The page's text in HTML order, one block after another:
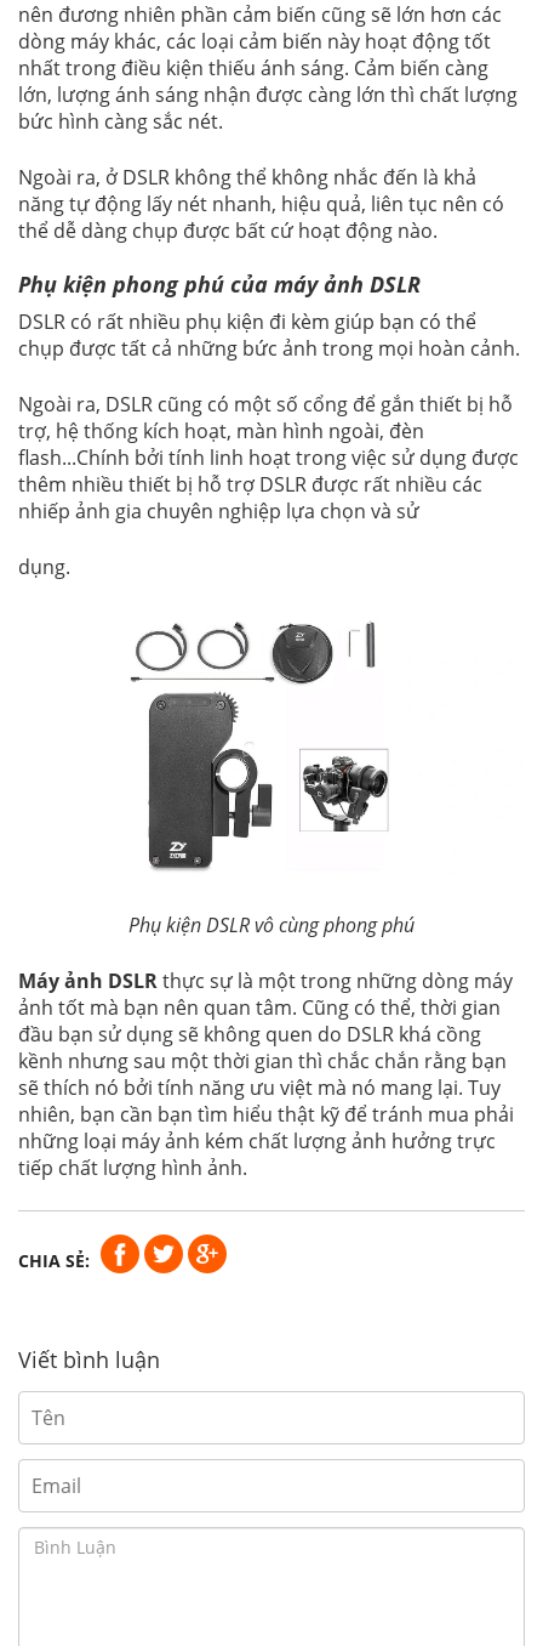
nên đương nhiên phần cảm biến cũng sẽ lớn hơn các
dòng máy khác, các loại cảm biến này hoạt động tốt
nhất trong điều kiện thiếu ánh sáng. Cảm biến càng
lớn, lượng ánh sáng nhận được càng lớn thì chất lượng
bức hình càng sắc nét.
Ngoài ra, ở DSLR không thể không nhắc đến là khả
năng tự động lấy nét nhanh, hiệu quả, liên tục nên có
thể dễ dàng chụp được bất cứ hoạt động nào.
Phụ kiện phong phú của máy ảnh DSLR
DSLR có rất nhiều phụ kiện đi kèm giúp bạn có thể
chụp được tất cả những bức ảnh trong mọi hoàn cảnh.
Ngoài ra, DSLR cũng có một số cổng để gắn thiết bị hỗ
trợ, hệ thống kích hoạt, màn hình ngoài, đèn
flash...Chính bởi tính linh hoạt trong việc sử dụng được
thêm nhiều thiết bị hỗ trợ DSLR được rất nhiều các
nhiếp ảnh gia chuyên nghiệp lựa chọn và sử
dụng.
Phụ kiện DSLR vô cùng phong phú
Máy ảnh DSLRthực sự là một trong những dòng máy
ảnh tốt mà bạn nên quan tâm. Cũng có thể, thời gian
đầu bạn sử dụng sẽ không quen do DSLR khá cồng
kềnh nhưng sau một thời gian thì chắc chắn rằng bạn
sẽ thích nó bởi tính năng ưu việt mà nó mang lại. Tuy
nhiên, bạn cần bạn tìm hiểu thật kỹ để tránh mua phải
những loại máy ảnh kém chất lượng ảnh hưởng trực
tiếp chất lượng hình ảnh.
CHIA SẺ:
Viết bình luận